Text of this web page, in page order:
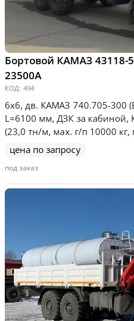
Бортовой КАМАЗ 43118-
23500А
КОД: 494
6х6, дв. КАМАЗ 740.705-300
L=6100 мм, ДЗК за кабиной,
(23,0 тн/м, мах. г/п 10000
цена по запросу
под заказ